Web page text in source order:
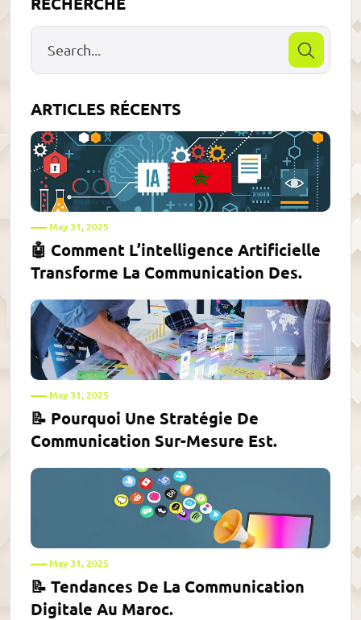
ARTICLES RÉCENTS
May 31, 2025
🤖 Comment L’intelligence Artificielle
Transforme La Communication Des.
May 31, 2025
📝 Pourquoi Une Stratégie De
Communication Sur-Mesure Est.
May 31, 2025
📝 Tendances De La Communication
Digitale Au Maroc.